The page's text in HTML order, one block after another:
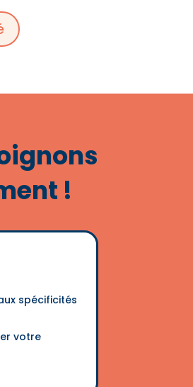
!
spécificités
votre